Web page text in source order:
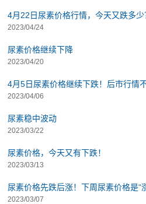
4月22日尿素价格行情，今天又跌多少
2023/04/24
尿素价格继续下降
2023/04/20
4月5日尿素价格继续下跌！后市行情不
2023/04/06
尿素稳中波动
2023/03/22
尿素价格，今天又有下跌！
2023/03/13
尿素价格先跌后涨！下周尿素价格是“
2023/03/07